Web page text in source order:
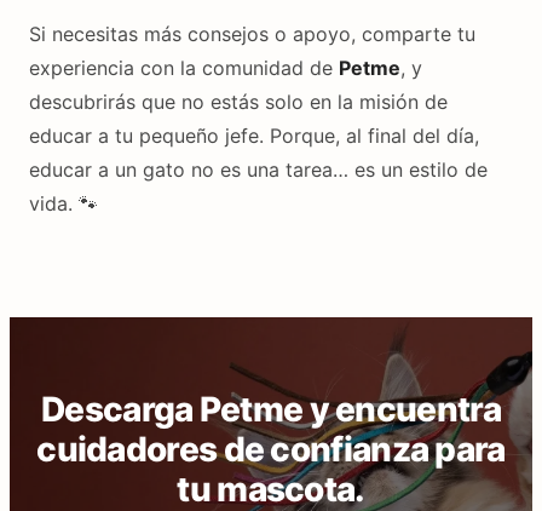
Si necesitas más consejos o apoyo, comparte tu
experiencia con la comunidad de Petme, y
descubrirás que no estás solo en la misión de
educar a tu pequeño jefe. Porque, al final del día,
educar a un gato no es una tarea… es un estilo de
vida. 🐾
Descarga Petme y encuentra
cuidadores de confianza para
tu mascota.